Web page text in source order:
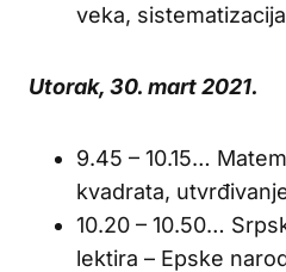
veka, sistematizacija
Utorak, 30. mart 2021.
9.45 – 10.15…
kvadrata,
10.20 – 10.50…
lektira – Epske